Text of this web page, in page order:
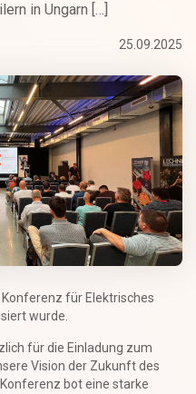
in Ungarn […]
25.09.2025
für Elektrisches
wurde.
für die Einladung zum
Vision der Zukunft des
bot eine starke